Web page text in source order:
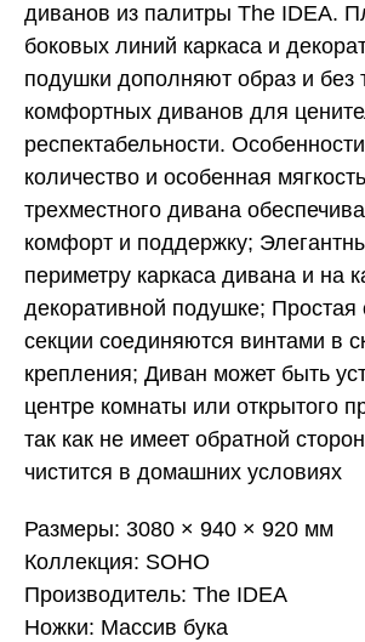
диванов из палитры The IDEA.
боковых линий каркаса и
подушки дополняют образ и без
комфортных диванов для
респектабельности.
количество и особенная
трехместного дивана
комфорт и поддержку;
периметру каркаса дивана и на
декоративной подушке; Простая
секции соединяются винтами в
крепления; Диван может быть
центре комнаты или открытого
так как не имеет обратной
чистится в домашних условиях
Размеры: 3080 × 940 × 920 мм
Коллекция: SOHO
Производитель: The IDEA
Ножки: Массив бука